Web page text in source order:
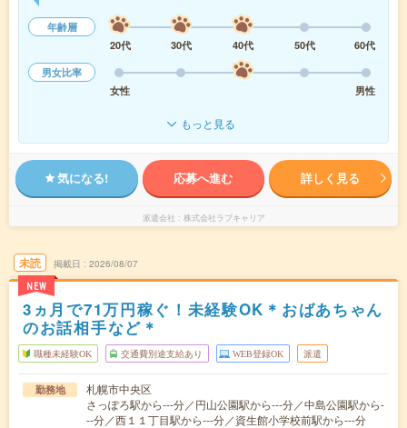
年齢層
20代
30代 40代 50代
60代
男女比率
女性
男性
もっと見る
気になる! 応募へ進む 詳しく見る
派遣会社 株式会社ラブキャリア
未読
NEW
掲載日 2026/08/07
3ヵ月で71万円稼ぐ！未経験OK＊おばあちゃん
のお話相手など＊
職種未経験OK 交通費別途支給あり WEB登録OK 派遣
勤務地
札幌市中央区
さっぽろ駅から---分／円山公園駅から---分／中島公園駅から-
--分／西１１丁目駅から---分／資生館小学校前駅から---分